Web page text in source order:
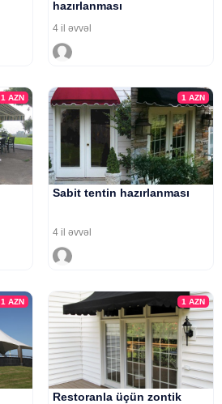
hazırlanması
4 il əvvəl
1AZN 1 AZN
Sabit tentin hazırlanması
4 il əvvəl
1AZN 1 AZN
Restoranla üçün zontik